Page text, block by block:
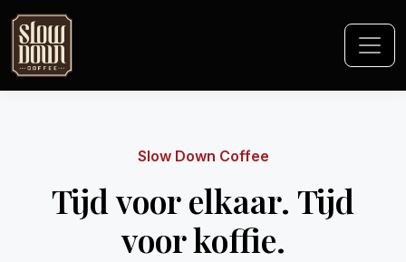
‹ ›
Slow Down Coffee
Tijd voor elkaar. Tijd
voor koffie.